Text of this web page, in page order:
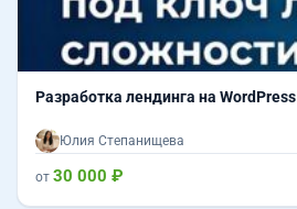
Разработка лендинга на WordPress
Юлия Степанищева
от 30 000 ₽